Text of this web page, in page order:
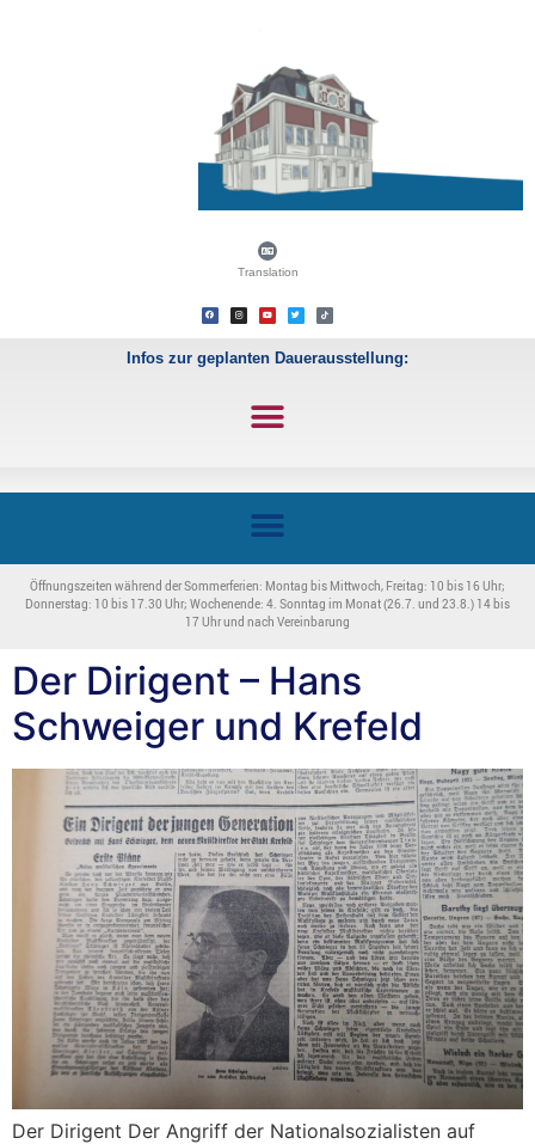
Translation
Infos zur geplanten Dauerausstellung:
Öffnungszeiten während der Sommerferien: Montag bis Mittwoch, Freitag: 10 bis 16 Uhr;
Donnerstag: 10 bis 17.30 Uhr; Wochenende: 4. Sonntag im Monat (26.7. und 23.8.) 14 bis
17 Uhr und nach Vereinbarung
Der Dirigent – Hans
Schweiger und Krefeld
Der Dirigent Der Angriff der Nationalsozialisten auf